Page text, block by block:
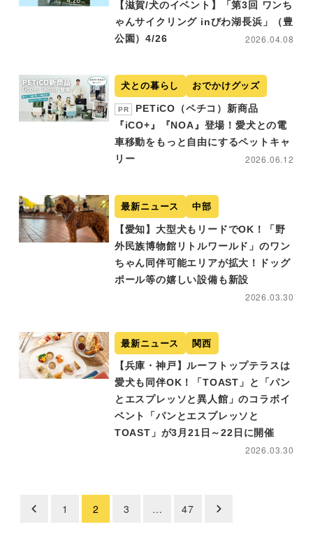
【滋賀/犬のイベント】「第3回 ワンち
ゃんサイクリング inびわ湖長浜」（豊
公園）4/26
2026.04.08
犬との暮らし おでかけグッズ
PR
PETiCO（ペチコ）新商品
『iCO+』『NOA』登場！愛犬との電
車移動をもっと自由にするペットキャ
リー
2026.06.12
最新ニュース 中部
【愛知】大型犬もリードでOK！「野
外民族博物館リトルワールド」のワン
ちゃん同伴可能エリアが拡大！ドッグ
ポール等の嬉しい設備も新設
2026.03.30
最新ニュース 関西
【兵庫・神戸】ルーフトップテラスは
愛犬も同伴OK！「TOAST」と「パン
とエスプレッソと異人館」のコラボイ
ベント「パンとエスプレッソと
TOAST」が3月21日～22日に開催
2026.03.30
投
1 2 3 … 47